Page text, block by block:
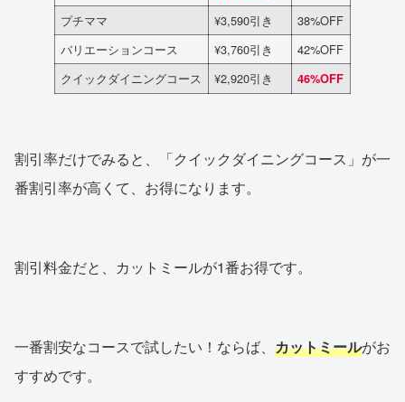
プチママ
¥3,590引き
38%OFF
バリエーションコース
¥3,760引き
42%OFF
クイックダイニングコース
¥2,920引き 46%OFF
割引率だけでみると、「クイックダイニングコース」が一
番割引率が高くて、お得になります。
割引料金だと、カットミールが1番お得です。
一番割安なコースで試したい！ならば、 カットミールがお
すすめです。